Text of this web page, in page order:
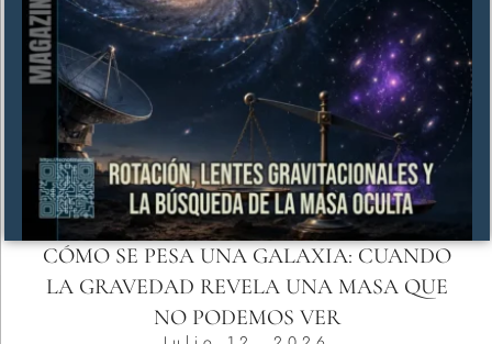
CÓMO SE PESA UNA GALAXIA: CUANDO
LA GRAVEDAD REVELA UNA MASA QUE
NO PODEMOS VER